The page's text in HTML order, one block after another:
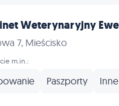
Weterynaryjny
7, Mieścisko
m.in.:
Paszporty Inne